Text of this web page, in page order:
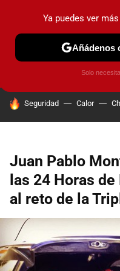
PRUEBAS COCHES
HOY SE HABLA DE
Seguridad Calor
Juan Pablo
las 24 Horas
al reto de la
Ya puedes ver
Añádenos
Solo